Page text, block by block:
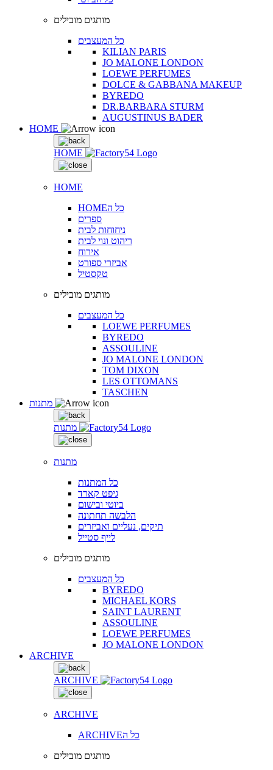
מותגים מובילים
כל המעצבים
KILIAN PARIS
JO MALONE LONDON
LOEWE PERFUMES
DOLCE & GABBANA MAKEUP
BYREDO
DR.BARBARA STURM
AUGUSTINUS BADER
HOME
HOME
HOME
HOMEכל ה
ספרים
ניחוחות לבית
ריהוט ונוי לבית
אירוח
אביזרי ספורט
טקסטיל
מותגים מובילים
כל המעצבים
LOEWE PERFUMES
BYREDO
ASSOULINE
JO MALONE LONDON
TOM DIXON
LES OTTOMANS
TASCHEN
מתנות
מתנות
כל המתנות
גיפט קארד
ביוטי ובישום
הלבשה תחתונה
תיקים, נעליים ואביזרים
לייף סטייל
מותגים מובילים
כל המעצבים
BYREDO
MICHAEL KORS
SAINT LAURENT
ASSOULINE
LOEWE PERFUMES
JO MALONE LONDON
ARCHIVE
ARCHIVE
ARCHIVE
ARCHIVEכל ה
מותגים מובילים